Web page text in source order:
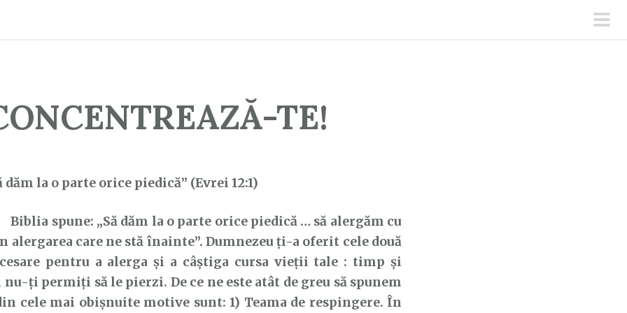
TE!
dăm la o parte orice piedică” (Evrei 12:1)
Biblia spune: „Să dăm la o parte orice piedică … să alergăm cu
alergarea care ne stă înainte”. Dumnezeu ți-a oferit cele două
pentru a alerga și a câștiga cursa vieţii tale : timp și
nu-ți permiți să le pierzi. De ce ne este atât de greu să spunem
cele mai obișnuite motive sunt: 1) Teama de respingere. În